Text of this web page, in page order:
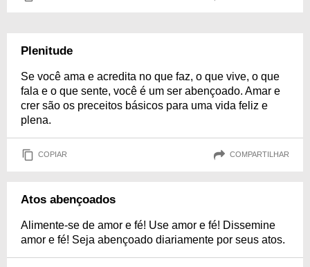
Plenitude
Se você ama e acredita no que faz, o que vive, o que
fala e o que sente, você é um ser abençoado. Amar e
crer são os preceitos básicos para uma vida feliz e
plena.
COPIAR COMPARTILHAR
Atos abençoados
Alimente-se de amor e fé! Use amor e fé! Dissemine
amor e fé! Seja abençoado diariamente por seus atos.